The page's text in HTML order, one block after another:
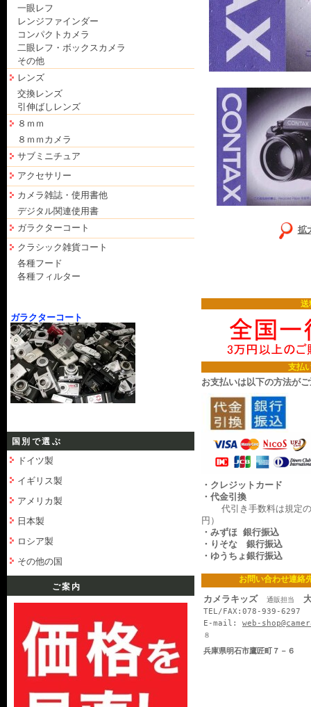
一眼レフ
レンジファインダー
コンパクトカメラ
二眼レフ・ボックスカメラ
その他
レンズ
交換レンズ
引伸ばしレンズ
８ｍｍ
８ｍｍカメラ
サブミニチュア
アクセサリー
カメラ雑誌・使用書他
デジタル関連使用書
ガラクターコート
クラシック雑貨コート
各種フード
各種フィルター
ガラクターコート
国別で選ぶ
ドイツ製
イギリス製
アメリカ製
日本製
ロシア製
その他の国
ご案内
拡
送
支払
お支払いは以下の方法が
・クレジットカード
・代金引換
代引き手数料は規定の
円）
・みずほ 銀行振込
・りそな 銀行振込
・ゆうちょ銀行振込
お問い合わせ連絡
カメラキッズ 通販担当
TEL/FAX:078-939-6297
E-mail: web-
８
兵庫県明石市鷹匠町７－６